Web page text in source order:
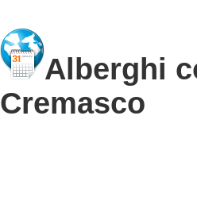
Alberghi
Cremasco